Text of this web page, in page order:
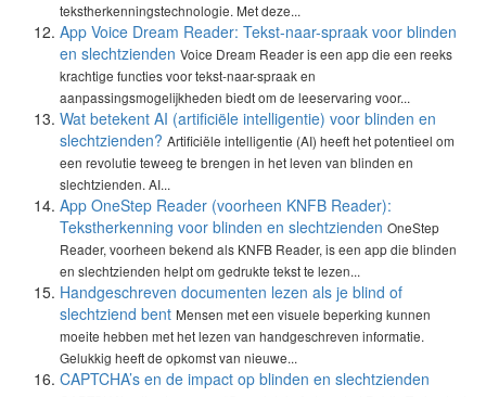
tekstherkenningstechnologie. Met deze...
App Voice Dream Reader: Tekst-naar-spraak voor blinden
en slechtzienden Voice Dream Reader is een app die een reeks
krachtige functies voor tekst-naar-spraak en
aanpassingsmogelijkheden biedt om de leeservaring voor...
Wat betekent AI (artificiële intelligentie) voor blinden en
slechtzienden? Artificiële intelligentie (AI) heeft het potentieel om
een revolutie teweeg te brengen in het leven van blinden en
slechtzienden. AI...
App OneStep Reader (voorheen KNFB Reader):
Tekstherkenning voor blinden en slechtzienden OneStep
Reader, voorheen bekend als KNFB Reader, is een app die blinden
en slechtzienden helpt om gedrukte tekst te lezen...
Handgeschreven documenten lezen als je blind of
slechtziend bent Mensen met een visuele beperking kunnen
moeite hebben met het lezen van handgeschreven informatie.
Gelukkig heeft de opkomst van nieuwe...
CAPTCHA’s en de impact op blinden en slechtzienden